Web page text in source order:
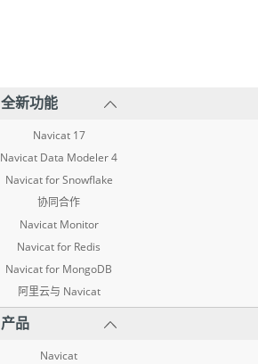
全新功能
Navicat 17
Navicat Data Modeler 4
Navicat for Snowflake
协同合作
Navicat Monitor
Navicat for Redis
Navicat for MongoDB
阿里云与 Navicat
产品
Navicat